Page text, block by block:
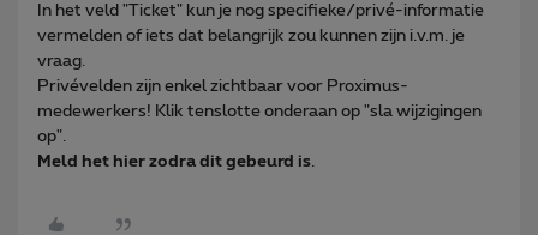
In het veld "Ticket" kun je nog specifieke/privé-informatie
vermelden of iets dat belangrijk zou kunnen zijn i.v.m. je
vraag.
Privévelden zijn enkel zichtbaar voor Proximus-
medewerkers! Klik tenslotte onderaan op "sla wijzigingen
op".
Meld het hier zodra dit gebeurd is